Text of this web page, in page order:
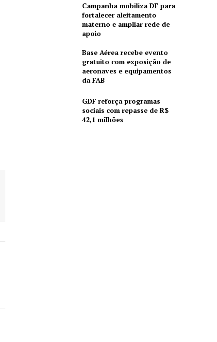
Campanha mobiliza DF para
fortalecer aleitamento
materno e ampliar rede de
apoio
Base Aérea recebe evento
gratuito com exposição de
aeronaves e equipamentos
da FAB
GDF reforça programas
sociais com repasse de R$
42,1 milhões